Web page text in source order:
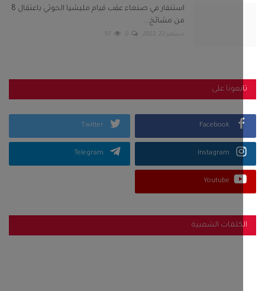
استنفار في صنعاء عقب قيام مليشيا الحوثي باعتقال 8
من مشائخ...
0
97
على
Facebook
Twitter
Instagram
Telegram
Youtube
الشعبية